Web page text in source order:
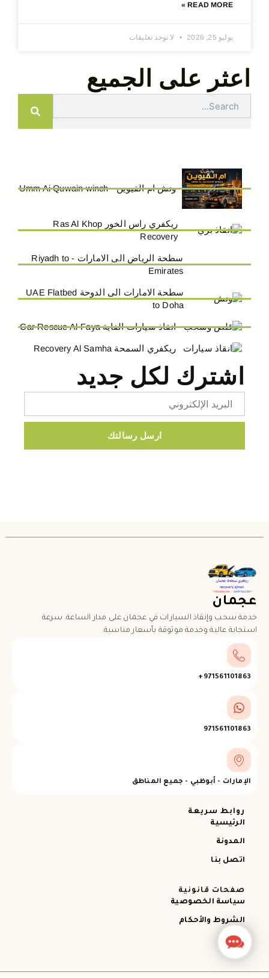
READ MORE »
يوليو 25, 2026 لا توجد تعليقات
اعثر على الجميع
ونش ام القيوين - Umm Ai Quwain winch
ريكفري راس الخور Ras Al Khop
Recovery
سطحة الرياض الى الامارات - Riyadh to
Emirates
سطحة الامارات الى الدوحة UAE Flatbed
to Doha
انقاذ سيارات الفاية Car Rescue Al-Faya
ريكفري السمحة Recovery Al Samha
اشترك لكل جديد
ارسل رسالتك
عجمان
خدمة سحب وإنقاذ السيارات في عجمان على مدار الساعة. سرعة
استجابة عالية وخدمة موثوقة بأسعار مناسبة.
971561101863+
971561101863
الإمارات - أبوظبي - جميع المناطق
روابط سريعة
الرئيسية
المدونة
اتصل بنا
صفحات قانونية
سياسة الخصوصية
الشروط والأحكام
Contact
Us